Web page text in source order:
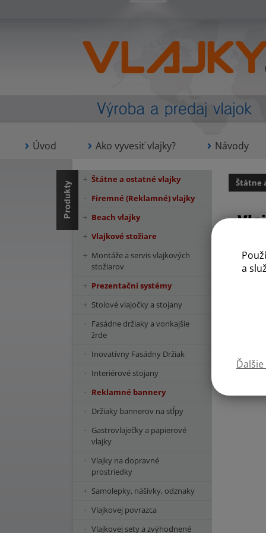
a
Úvod Ako vyvesiť vlajky? Návody
Štátne
Štátne a ostatné vlajky
Firemné (Reklamné) vlajky
Beach vlajky
Vlajkové stožiare
Montáže a servis vlajkových
stožiarov
Prezentační systémy
Stolové vlajočky a stojany
Fasádne držiaky a vonkajšie
žrde
Inovatívny Fasádny Držiak
Interiérové stojany
Reklamné bannery
Držiaky bannerov na stĺpy
Gastrovlaječky a papierové
vlajky
Vlajky na dopravné
prostriedky
Samolepky, nášivky, odznaky
Vlajkovej povrazca
Vlajkovej sety a zvýhodnené